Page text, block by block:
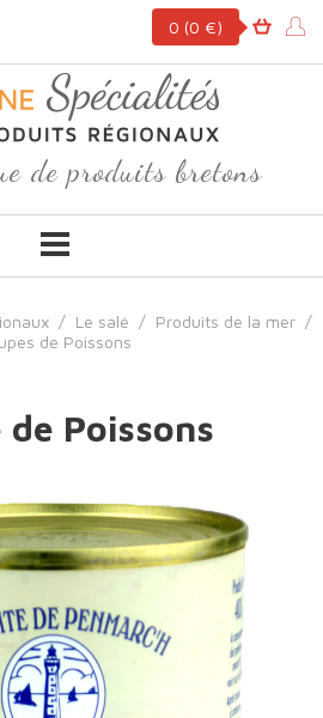
de produits bretons
0 (0 €)
/ Le salé / Produits de la mer/
de Poissons
de Poissons